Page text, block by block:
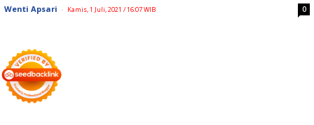
Wenti Apsari - Kamis, 1 Juli, 2021 / 16:07 WIB 0